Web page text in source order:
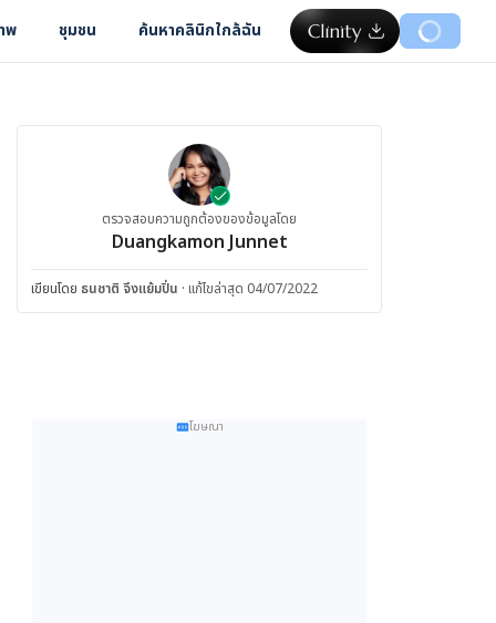
พ ชุมชน ค้นหาคลินิกใกล้ฉัน
ตรวจสอบความถูกต้องของข้อมูลโดย
Duangkamon Junnet
เขียนโดย ธนชาติ จึงแย้มปิ่น · แก้ไขล่าสุด 04/07/2022
โฆษณา